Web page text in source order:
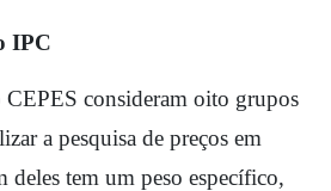
IPC
CEPES consideram oito grupos
a pesquisa de preços em
deles tem um peso específico,